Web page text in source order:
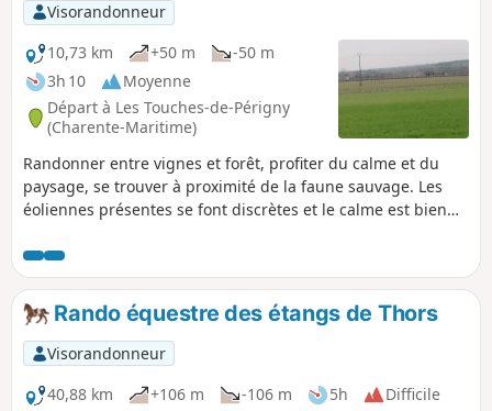
Visorandonneur
10,73 km
+50 m
-50 m
3h 10
Moyenne
Départ à Les Touches-de-Périgny
(Charente-Maritime)
Randonner entre vignes et forêt, profiter du calme et du
paysage, se trouver à proximité de la faune sauvage. Les
éoliennes présentes se font discrètes et le calme est bien
Rando équestre des étangs de Thors
Visorandonneur
40,88 km
+106 m -106 m 5h Difficile